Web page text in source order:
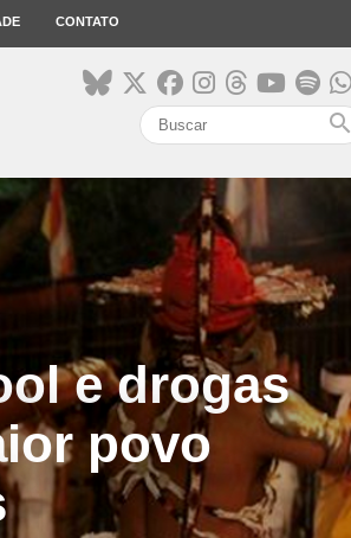
CONTATO
search
e drogas
povo